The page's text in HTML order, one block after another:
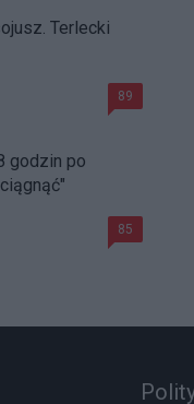
Terlecki
89
godzin po
85